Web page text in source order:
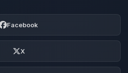
Facebook
X